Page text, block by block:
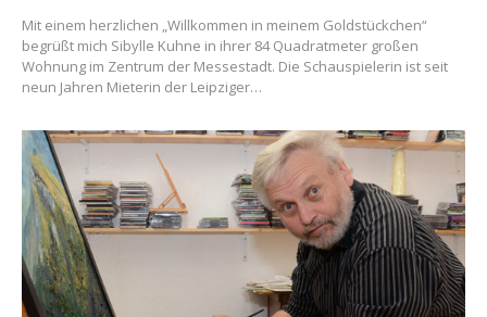
Mit einem herzlichen „Willkommen in meinem Goldstückchen“
begrüßt mich Sibylle Kuhne in ihrer 84 Quadratmeter großen
Wohnung im Zentrum der Messestadt. Die Schauspielerin ist seit
neun Jahren Mieterin der Leipziger…